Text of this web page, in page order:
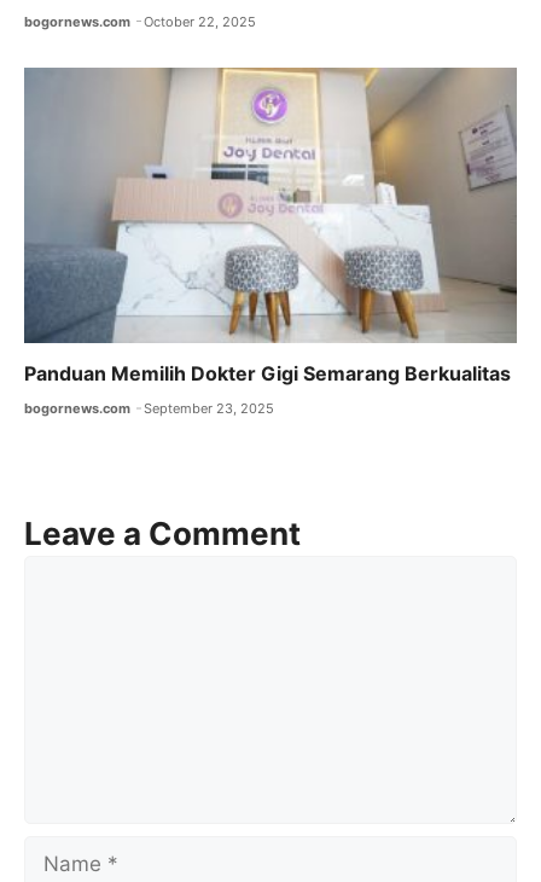
bogornews.com October 22, 2025
Panduan Memilih Dokter Gigi Semarang Berkualitas
bogornews.com September 23, 2025
Leave a Comment
Name